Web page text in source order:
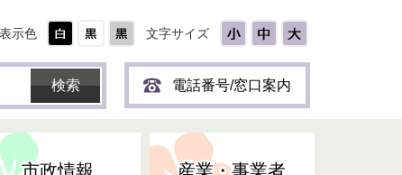
表示色 文字サイズ
電話番号/窓口案内
市政情報 産業・事業者